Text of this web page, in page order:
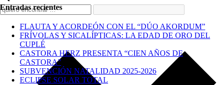
Entradas recientes
FLAUTA Y ACORDEÓN CON EL “DÚO AKORDUM”
FRÍVOLAS Y SICALÍPTICAS: LA EDAD DE ORO DEL
CUPLÉ
CASTORA HERZ PRESENTA “CIEN AÑOS DE
CASTORA”
SUBVENCIÓN NATALIDAD 2025-2026
ECLIPSE SOLAR TOTAL